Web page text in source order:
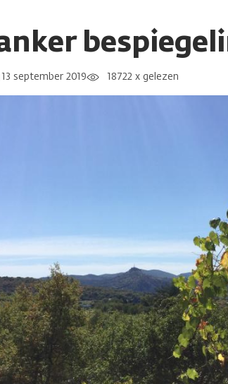
september 2019 18722 x gelezen